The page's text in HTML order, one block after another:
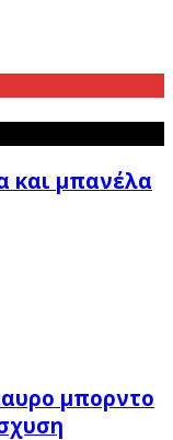
και μπανέλα
μπορντο